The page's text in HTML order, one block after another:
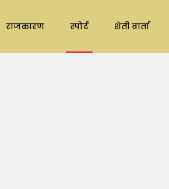
राजकारण स्पोर्ट शेती वार्ता